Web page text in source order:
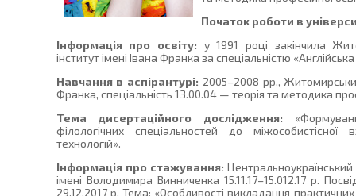
Початок роботи в
Інформація про освіту: у 1991 році закінчила
інститут імені Івана Франка за спеціальністю
Навчання в аспірантурі: 2005–2008 рр.,
Франка, спеціальність 13.00.04 — теорія та методика
Тема дисертаційного дослідження:
філологічних спеціальностей до міжособистісної
технологій».
Інформація про стажування:
імені Володимира Винниченка 15.11.17–15.012.17 р.
29.12.2017 р. Тема: «Особливості викладання